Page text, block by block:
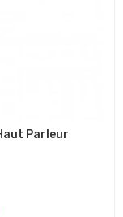
Parleur